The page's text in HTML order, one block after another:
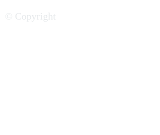
télécommunication en
© Copyright